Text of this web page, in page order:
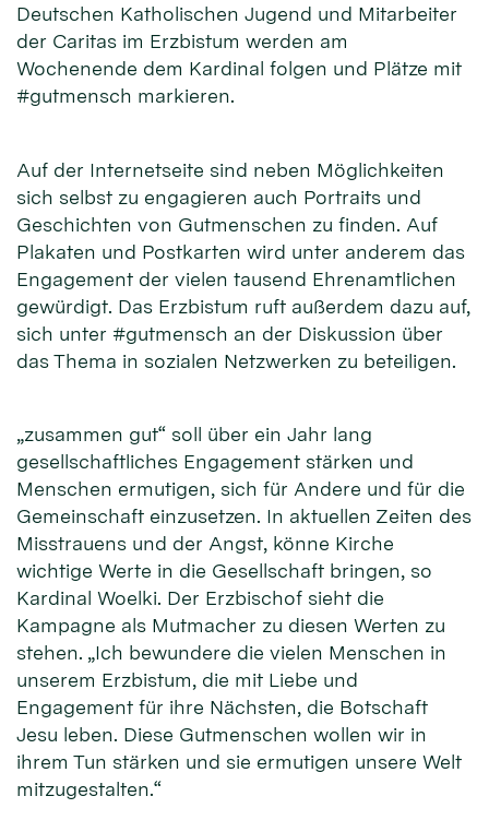
Deutschen Katholischen Jugend und Mitarbeiter
der Caritas im Erzbistum werden am
Wochenende dem Kardinal folgen und Plätze mit
#gutmensch markieren.
Auf der Internetseite sind neben Möglichkeiten
sich selbst zu engagieren auch Portraits und
Geschichten von Gutmenschen zu finden. Auf
Plakaten und Postkarten wird unter anderem das
Engagement der vielen tausend Ehrenamtlichen
gewürdigt. Das Erzbistum ruft außerdem dazu auf,
sich unter #gutmensch an der Diskussion über
das Thema in sozialen Netzwerken zu beteiligen.
„zusammen gut“ soll über ein Jahr lang
gesellschaftliches Engagement stärken und
Menschen ermutigen, sich für Andere und für die
Gemeinschaft einzusetzen. In aktuellen Zeiten des
Misstrauens und der Angst, könne Kirche
wichtige Werte in die Gesellschaft bringen, so
Kardinal Woelki. Der Erzbischof sieht die
Kampagne als Mutmacher zu diesen Werten zu
stehen. „Ich bewundere die vielen Menschen in
unserem Erzbistum, die mit Liebe und
Engagement für ihre Nächsten, die Botschaft
Jesu leben. Diese Gutmenschen wollen wir in
ihrem Tun stärken und sie ermutigen unsere Welt
mitzugestalten.“